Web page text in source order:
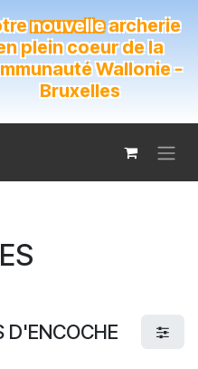
nouvellearcherie
plein coeur de la
Wallonie -
Bruxelles
D'ENCOCHE